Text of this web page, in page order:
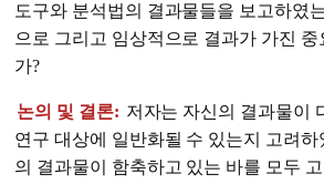
도구와 분석법의 결과물들을 보고하였
으로 그리고 임상적으로 결과가 가진
가?
논의 및 결론: 저자는 자신의 결과물이
연구 대상에 일반화될 수 있는지 고려하
의 결과물이 함축하고 있는 바를 모두